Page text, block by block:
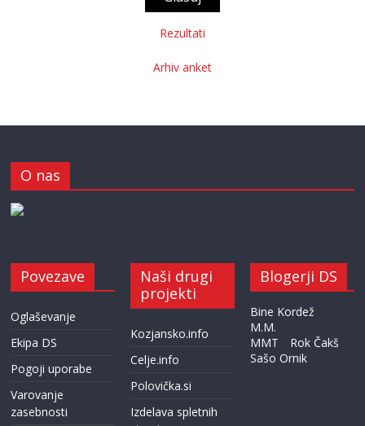
Rezultati
Arhiv anket
O nas
Povezave
Oglaševanje
Ekipa DS
Pogoji uporabe
Varovanje
zasebnosti
Naši drugi
projekti
Kozjansko.info
Celje.info
Polovička.si
Izdelava spletnih
Blogerji DS
Bine Kordež
M.M.
MMT
Rok Čakš
Sašo Ornik